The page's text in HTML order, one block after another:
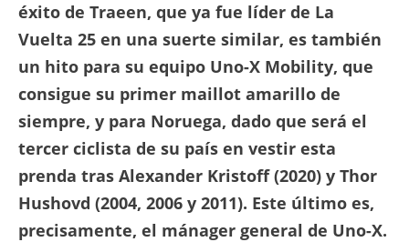
éxito de Traeen, que ya fue líder de La
Vuelta 25 en una suerte similar, es también
un hito para su equipo Uno-X Mobility, que
consigue su primer maillot amarillo de
siempre, y para Noruega, dado que será el
tercer ciclista de su país en vestir esta
prenda tras Alexander Kristoff (2020) y Thor
Hushovd (2004, 2006 y 2011). Este último es,
precisamente, el mánager general de Uno-X.